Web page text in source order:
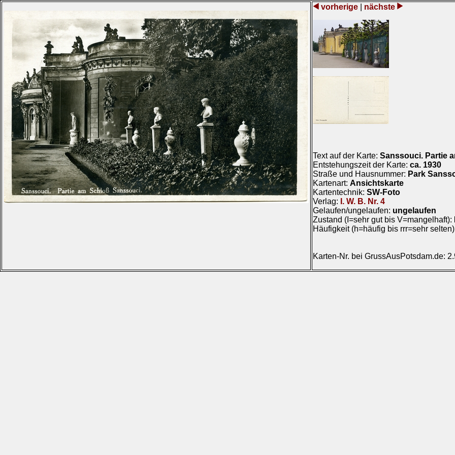
vorherige nächste
Text auf der Karte: Sanssouci. Partie
Entstehungszeit der Karte: ca. 1930
Straße und Hausnummer: Park
Kartenart: Ansichtskarte
Kartentechnik: SW-Foto
Verlag: I. W. B. Nr. 4
Gelaufen/ungelaufen: ungelaufen
Zustand (I=sehr gut bis V=mangelhaft):
Häufigkeit (h=häufig bis rrr=sehr
Karten-Nr. bei GrussAusPotsdam.de: